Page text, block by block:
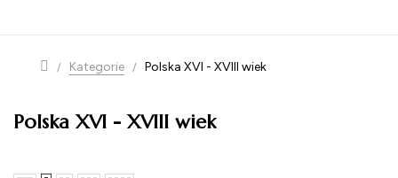
Kategorie Polska XVI - XVIII wiek
Polska XVI - XVIII wiek